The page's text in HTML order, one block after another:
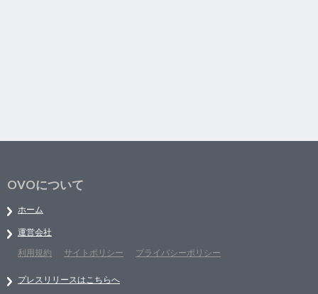
OVOについて
ホーム
運営会社
利用規約
サイトポリシー プライバシーポリシー
プレスリリースはこちらへ